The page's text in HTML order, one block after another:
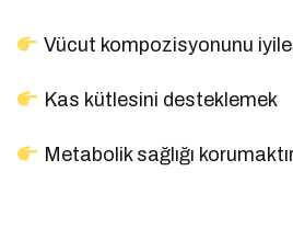
Vücut kompozisyonunu
Kas kütlesini desteklemek
Metabolik sağlığı